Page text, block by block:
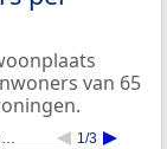
van 65
1/3